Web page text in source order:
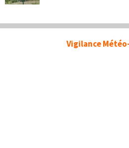
Vigilance